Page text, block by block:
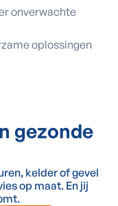
onverwachte
oplossingen
gezonde
kelder of gevel
op maat. En jij